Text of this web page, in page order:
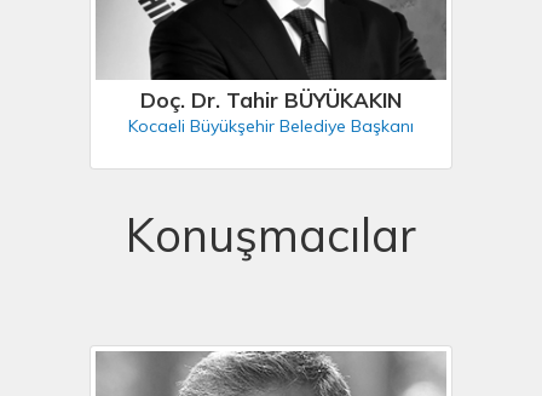
Doç. Dr. Tahir BÜYÜKAKIN
Kocaeli Büyükşehir Belediye Başkanı
Konuşmacılar